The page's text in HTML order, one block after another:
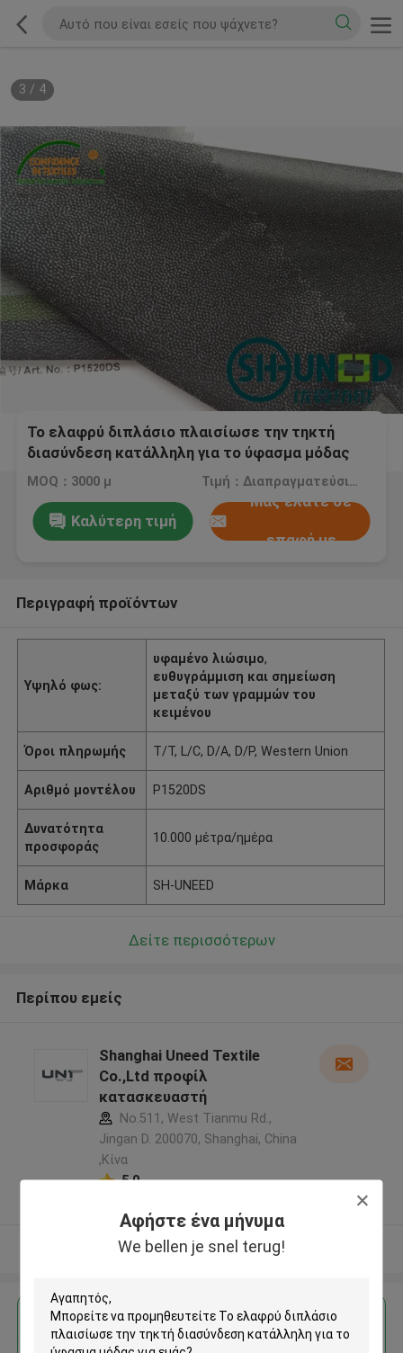
Αφήστε ένα μήνυμα
We bellen je snel terug!
3 / 4
Το ελαφρύ διπλάσιο πλαισίωσε την τηκτή
διασύνδεση κατάλληλη για το ύφασμα μόδας
MOQ：3000 μ Τιμή：Διαπραγματεύσιμος
Καλύτερη τιμή
Μας ελάτε σε
επαφή με
Περιγραφή προϊόντων
Υψηλό φως:
υφαμένο λιώσιμο,
ευθυγράμμιση και σημείωση
μεταξύ των γραμμών του
κειμένου
Όροι πληρωμής T/T, L/C, D/A, D/P, Western Union
Αριθμό μοντέλου P1520DS
Δυνατότητα
προσφοράς
10.000 μέτρα/ημέρα
Μάρκα SH-UNEED
Δείτε περισσότερων
Περίπου εμείς
Shanghai Uneed Textile
Co.,Ltd προφίλ
κατασκευαστή
No.511, West Tianmu Rd.,
Jingan D. 200070, Shanghai, China
,Κίνα
5.0
Δείτε περισσότερων
Αποκτήστε την καλύτερη τιμή για